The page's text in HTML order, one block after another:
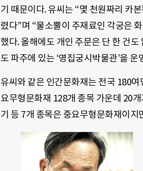
기 때문이다. 유씨는 “몇 천원짜리 카
렸다”며 “물소뿔이 주재료인 각궁은
했다. 올해에도 개인 주문은 단 한 건
도 파주에 있는 ‘영집궁시박물관’을
유씨와 같은 인간문화재는 전국 180
요무형문화재 128개 종목 가운데 20
기 등 7개 종목은 중요무형문화재이지